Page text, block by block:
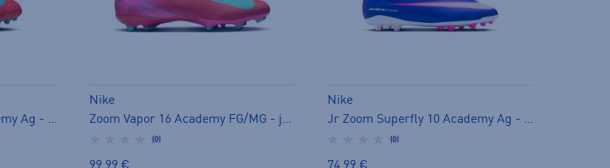
Jr Zoom Superfly 10 Academy Ag - jalkapallokengät (AG)
Nike
Zoom Vapor 16 Academy FG/MG - jalkapallokengät (FG)
(0)
99,99 €
Nike
Jr Zoom Superfly 10 Academy Ag - jalkapallokengät (AG)
(0)
74,99 €